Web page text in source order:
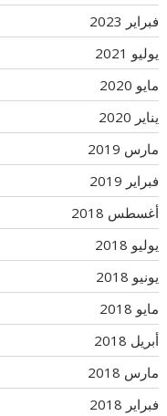
فبراير 2023
يوليو 2021
مايو 2020
يناير 2020
مارس 2019
فبراير 2019
أغسطس 2018
يوليو 2018
يونيو 2018
مايو 2018
أبريل 2018
مارس 2018
فبراير 2018